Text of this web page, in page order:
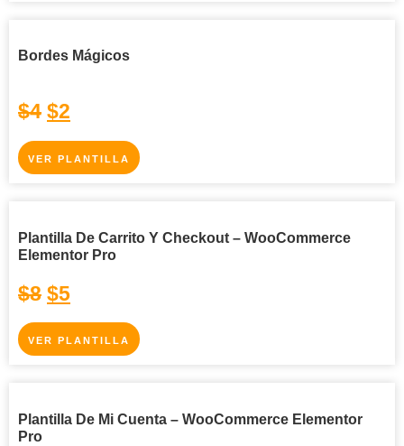
Bordes Mágicos
$4 $2
VER PLANTILLA
Plantilla De Carrito Y Checkout – WooCommerce
Elementor Pro
$8 $5
VER PLANTILLA
Plantilla De Mi Cuenta – WooCommerce Elementor
Pro